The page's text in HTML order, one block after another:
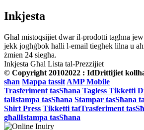
Inkjesta
Għal mistoqsijiet dwar il-prodotti tagħna
jekk jogħġbok ħalli l-email tiegħek lilna u
żmien 24 siegħa.
Inkjesta Għal Lista tal-Prezzijiet
© Copyright 20102022 : IdDrittijiet
sħan Mappa tassit AMP Mobile
Trasferiment tasSħana Tagless Tikketti
talIstampa tasSħana Stampar tasSħana
Shirt Press Tikketti tatTrasferiment
għallIstampa tasSħana